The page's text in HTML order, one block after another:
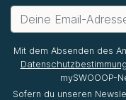
Mit dem Absenden des
mySWOOOP-
Sofern du unseren